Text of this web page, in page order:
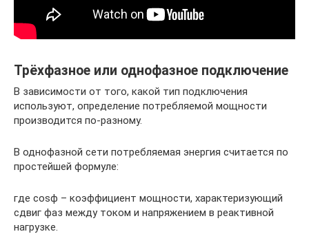
Трёхфазное или однофазное подключение
В зависимости от того, какой тип подключения
используют, определение потребляемой мощности
производится по-разному.
В однофазной сети потребляемая энергия считается по
простейшей формуле:
где cosϕ – коэффициент мощности, характеризующий
сдвиг фаз между током и напряжением в реактивной
нагрузке.